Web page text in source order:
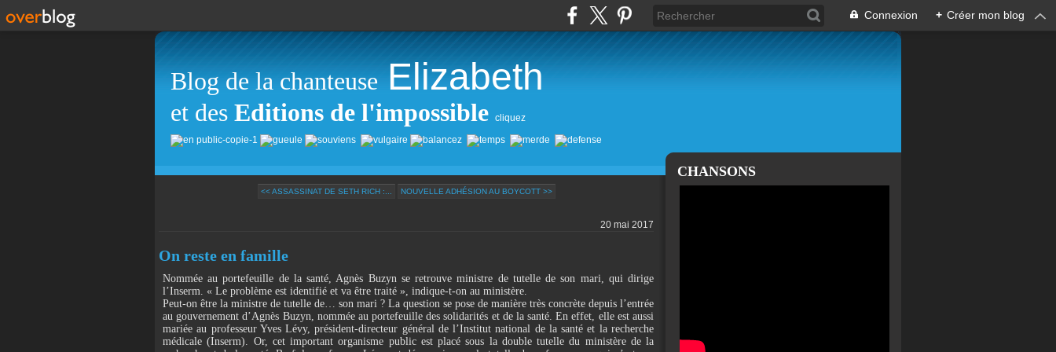
Connexion + Créer mon blog
Blog de la chanteuse Elizabeth
et des Editions de l'impossible cliquez
<< ASSASSINAT DE SETH RICH :... NOUVELLE ADHÉSION AU BOYCOTT >>
20 mai 2017
On reste en famille
Nommée au portefeuille de la santé, Agnès Buzyn se retrouve ministre de tutelle de son mari, qui dirige
l’Inserm. « Le problème est identifié et va être traité », indique-t-on au ministère.
Peut-on être la ministre de tutelle de… son mari ? La question se pose de manière très concrète depuis l’entrée
au gouvernement d’Agnès Buzyn, nommée au portefeuille des solidarités et de la santé. En effet, elle est aussi
mariée au professeur Yves Lévy, président-directeur général de l’Institut national de la santé et la recherche
médicale (Inserm). Or, cet important organisme public est placé sous la double tutelle du ministère de la
CHANSONS